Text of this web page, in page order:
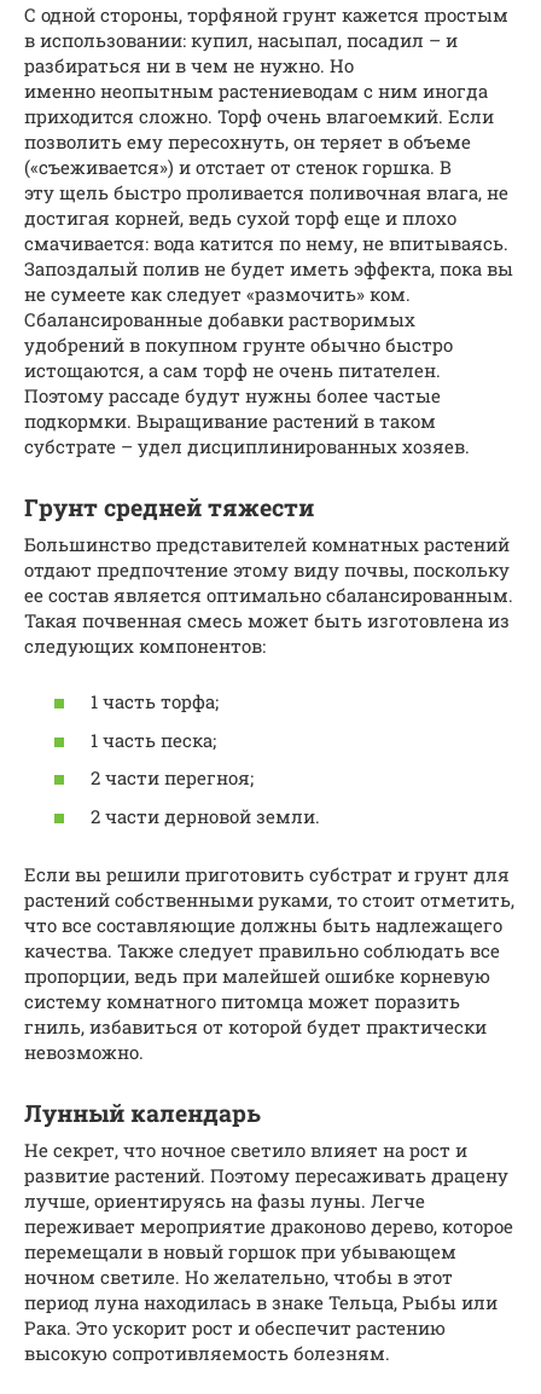
С одной стороны, торфяной грунт кажется простым
в использовании: купил, насыпал, посадил – и
разбираться ни в чем не нужно. Но
именно неопытным растениеводам с ним иногда
приходится сложно. Торф очень влагоемкий. Если
позволить ему пересохнуть, он теряет в объеме
(«съеживается») и отстает от стенок горшка. В
эту щель быстро проливается поливочная влага, не
достигая корней, ведь сухой торф еще и плохо
смачивается: вода катится по нему, не впитываясь.
Запоздалый полив не будет иметь эффекта, пока вы
не сумеете как следует «размочить» ком.
Сбалансированные добавки растворимых
удобрений в покупном грунте обычно быстро
истощаются, а сам торф не очень питателен.
Поэтому рассаде будут нужны более частые
подкормки. Выращивание растений в таком
субстрате – удел дисциплинированных хозяев.
Грунт средней тяжести
Большинство представителей комнатных растений
отдают предпочтение этому виду почвы, поскольку
ее состав является оптимально сбалансированным.
Такая почвенная смесь может быть изготовлена из
следующих компонентов:
1 часть торфа;
1 часть песка;
2 части перегноя;
2 части дерновой земли.
Если вы решили приготовить субстрат и грунт для
растений собственными руками, то стоит отметить,
что все составляющие должны быть надлежащего
качества. Также следует правильно соблюдать все
пропорции, ведь при малейшей ошибке корневую
систему комнатного питомца может поразить
гниль, избавиться от которой будет практически
невозможно.
Лунный календарь
Не секрет, что ночное светило влияет на рост и
развитие растений. Поэтому пересаживать драцену
лучше, ориентируясь на фазы луны. Легче
переживает мероприятие драконово дерево, которое
перемещали в новый горшок при убывающем
ночном светиле. Но желательно, чтобы в этот
период луна находилась в знаке Тельца, Рыбы или
Рака. Это ускорит рост и обеспечит растению
высокую сопротивляемость болезням.